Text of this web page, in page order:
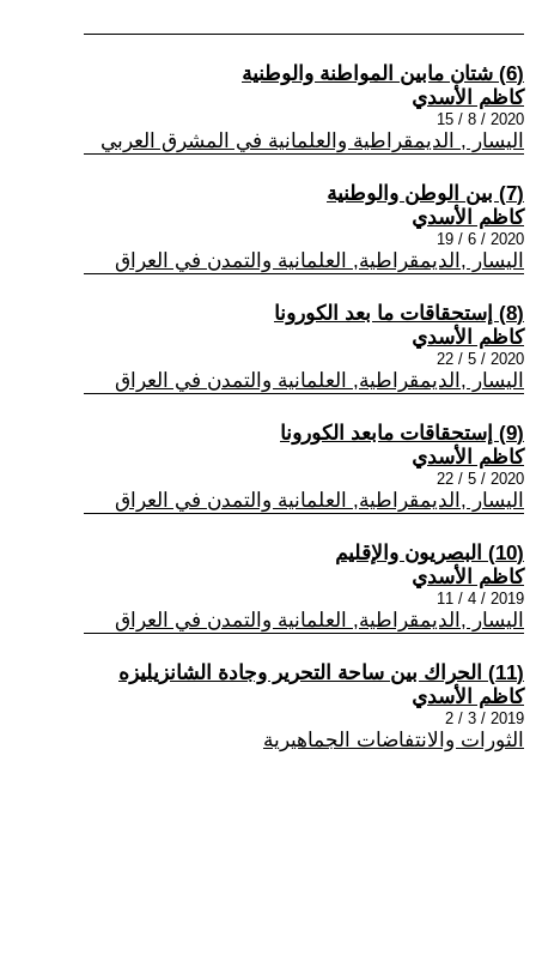
(6) شتان مابين المواطنة والوطنية
كاظم الأسدي
2020 / 8 / 15
اليسار , الديمقراطية والعلمانية في المشرق العربي
(7) بين الوطن والوطنية
كاظم الأسدي
2020 / 6 / 19
اليسار ,الديمقراطية, العلمانية والتمدن في العراق
(8) إستحقاقات ما بعد الكورونا
كاظم الأسدي
2020 / 5 / 22
اليسار ,الديمقراطية, العلمانية والتمدن في العراق
(9) إستحقاقات مابعد الكورونا
كاظم الأسدي
2020 / 5 / 22
اليسار ,الديمقراطية, العلمانية والتمدن في العراق
(10) البصريون والإقليم
كاظم الأسدي
2019 / 4 / 11
اليسار ,الديمقراطية, العلمانية والتمدن في العراق
(11) الحراك بين ساحة التحرير وجادة الشانزيليزه
كاظم الأسدي
2019 / 3 / 2
الثورات والانتفاضات الجماهيرية